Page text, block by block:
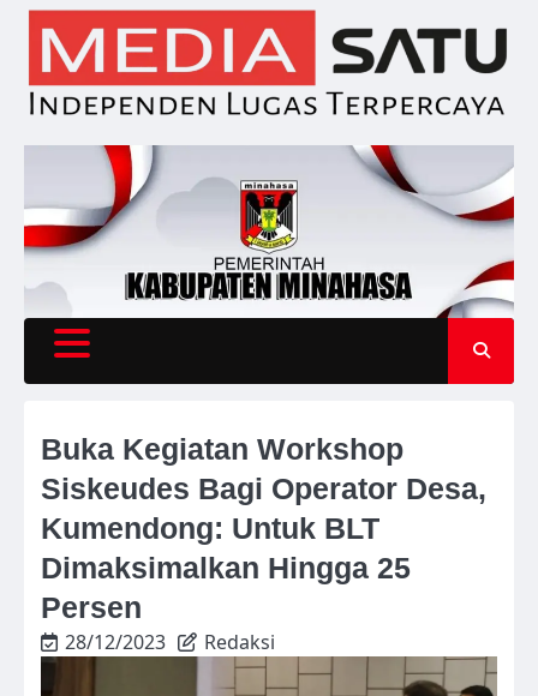
Skip
content
Buka Kegiatan Workshop
Siskeudes Bagi Operator Desa,
Kumendong: Untuk BLT
Dimaksimalkan Hingga 25
Persen
28/12/2023 Redaksi